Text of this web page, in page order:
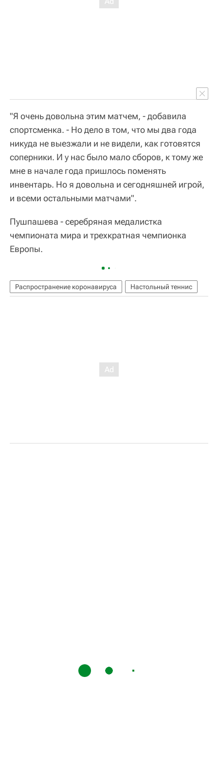
"Я очень довольна этим матчем, - добавила
спортсменка. - Но дело в том, что мы два года
никуда не выезжали и не видели, как готовятся
соперники. И у нас было мало сборов, к тому же
мне в начале года пришлось поменять
инвентарь. Но я довольна и сегодняшней игрой,
и всеми остальными матчами".
Пушпашева - серебряная медалистка
чемпионата мира и трехкратная чемпионка
Европы.
Распространение коронавируса Настольный теннис